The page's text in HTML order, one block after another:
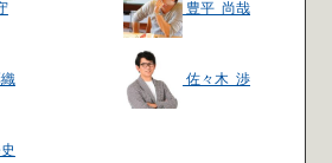
豊平 尚哉
佐々木 渉